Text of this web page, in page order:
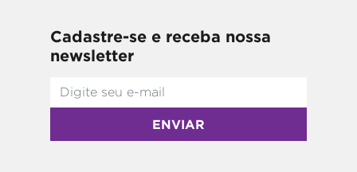
Cadastre-se e receba nossa
newsletter
ENVIAR